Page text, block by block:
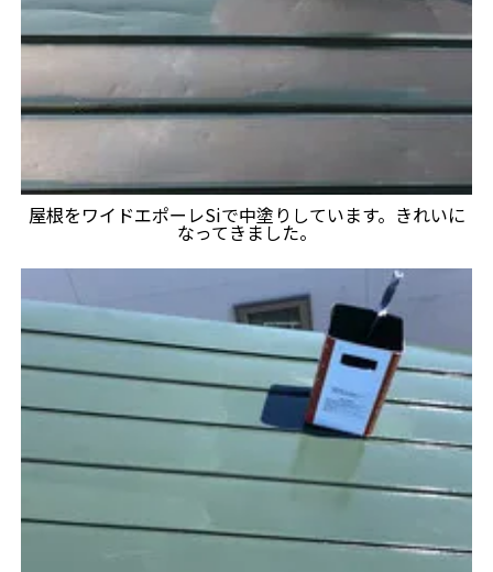
屋根をワイドエポーレSiで中塗りしています。きれいに
なってきました。